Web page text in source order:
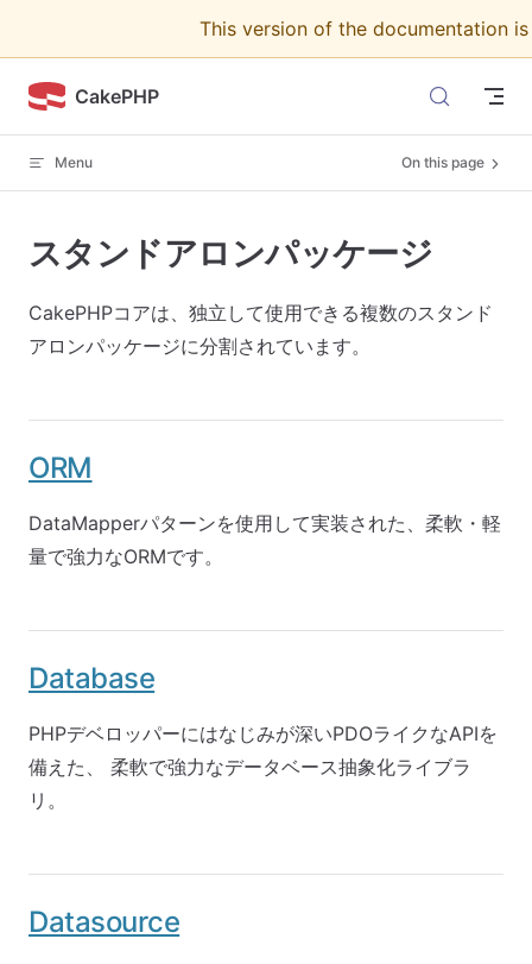
This version of the documentation
CakePHP
Menu On this page
スタンドアロンパッケージ
CakePHPコアは、独立して使用できる複数のスタンド
アロンパッケージに分割されています。
ORM
DataMapperパターンを使用して実装された、柔軟・軽
量で強力なORMです。
Database
PHPデベロッパーにはなじみが深いPDOライクなAPIを
備えた、 柔軟で強力なデータベース抽象化ライブラ
リ。
Datasource